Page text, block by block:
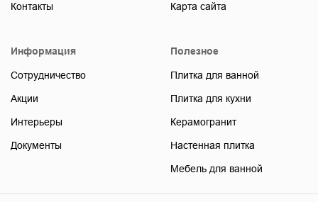
Контакты Карта сайта
Информация
Сотрудничество
Акции
Интерьеры
Документы
Полезное
Плитка для ванной
Плитка для кухни
Керамогранит
Настенная плитка
Мебель для ванной